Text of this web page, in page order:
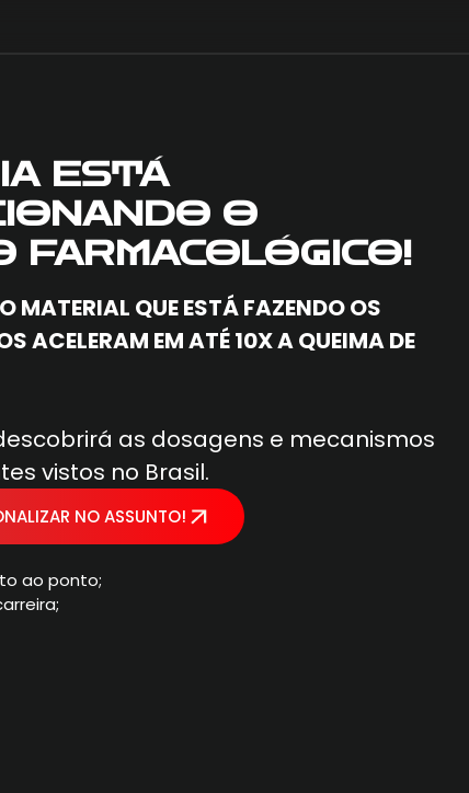
ESTÁ
O
FARMACOLÓGICO!
MATERIAL QUE ESTÁ FAZENDO OS
ACELERAM EM ATÉ 10X A QUEIMA DE
as dosagens e mecanismos
vistos no Brasil.
NO ASSUNTO!
ao ponto;